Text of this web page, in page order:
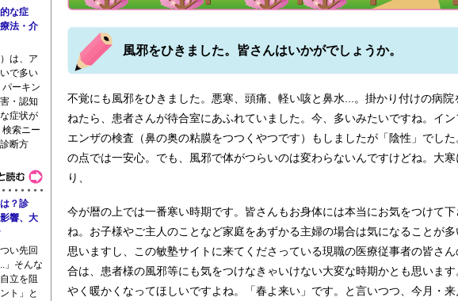
校 大阪医療センター附属看護学校 日本赤十字社助産師学校 愛仁会看護助産専
風邪をひきました。皆さんはいかがでしょうか。
不覚にも風邪をひきました。悪寒、頭痛、軽い咳と鼻水...。掛かり付けの病院
ねたら、患者さんが待合室にあふれていました。今、多いみたいですね。イン
エンザの検査（鼻の奥の粘膜をつつくやつです）もしましたが「陰性」でした
の点では一安心。でも、風邪で体がつらいのは変わらないんですけどね。大寒
り、
今が暦の上では一番寒い時期です。皆さんもお身体には本当にお気をつけて下
ね。お子様やご主人のことなど家庭をあずかる主婦の場合は気になることが多
思いますし、この敏塾サイトに来てくださっている現職の医療従事者の皆さん
合は、患者様の風邪等にも気をつけなきゃいけない大変な時期かとも思います
やく暖かくなってほしいですよね。「春よ来い」です。と言いつつ、今月・来
な症
法・介
は、ア
で多い
ーキン
・認知
症状が
索ニー
断方
？診
響、大
い先回
」そんな
立を阻
ト」と